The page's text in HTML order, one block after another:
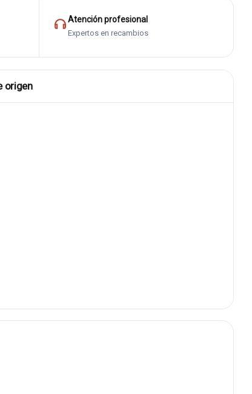
Atención profesional
Expertos en recambios
origen